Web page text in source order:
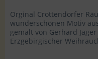
Orginal Crottendorfer
wunderschönen Motiv
gemalt von Gerhard
Erzgebirgischer